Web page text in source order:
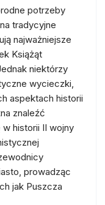
potrzeby
tradycyjne
najważniejsze
Książąt
niektórzy
wycieczki,
aspektach historii
znaleźć
historii II wojny
prowadząc
jak Puszcza